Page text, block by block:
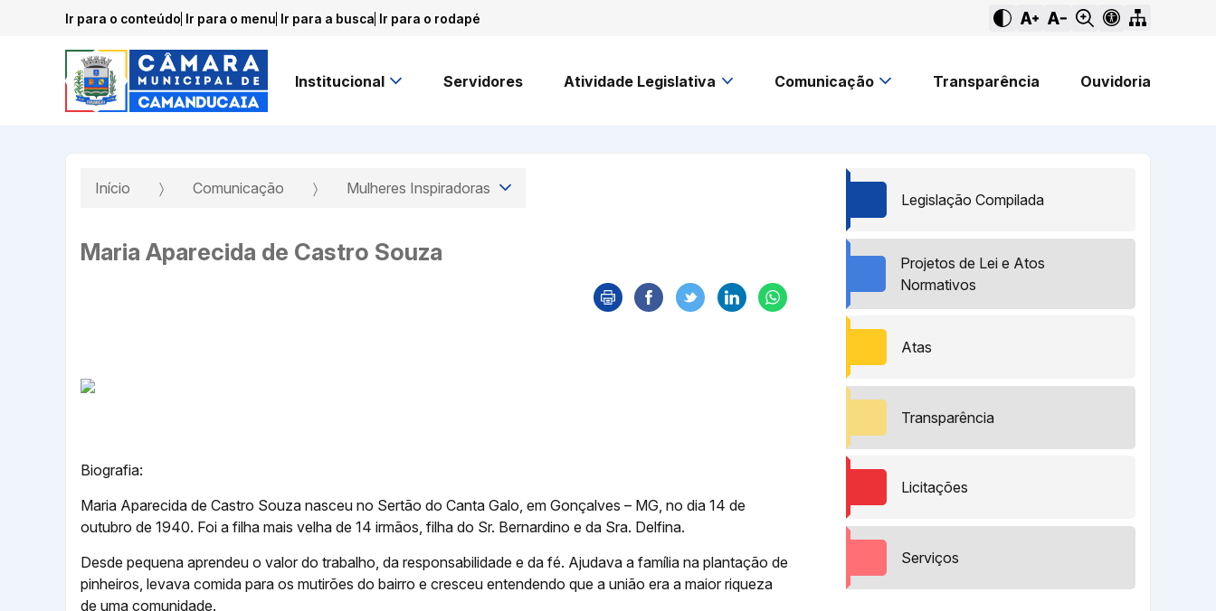
Ir para o conteúdo Ir para o menu Ir para a busca Ir para o rodapé
Institucional Servidores Atividade Legislativa Comunicação Transparência Ouvidoria
Início Comunicação Mulheres Inspiradoras
Maria Aparecida de Castro Souza
Biografia:
Maria Aparecida de Castro Souza nasceu no Sertão do Canta Galo, em Gonçalves – MG, no dia 14 de
outubro de 1940. Foi a filha mais velha de 14 irmãos, filha do Sr. Bernardino e da Sra. Delfina.
Desde pequena aprendeu o valor do trabalho, da responsabilidade e da fé. Ajudava a família na plantação de
pinheiros, levava comida para os mutirões do bairro e cresceu entendendo que a união era a maior riqueza
de uma comunidade.
Legislação Compilada
Projetos de Lei e Atos
Normativos
Atas
Transparência
Licitações
Serviços